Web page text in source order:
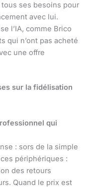
ses besoins pour
avec lui.
l’IA, comme Brico
qui n’ont pas acheté
une offre
sur la fidélisation
qui
: sors de la simple
périphériques :
des retours
Quand le prix est